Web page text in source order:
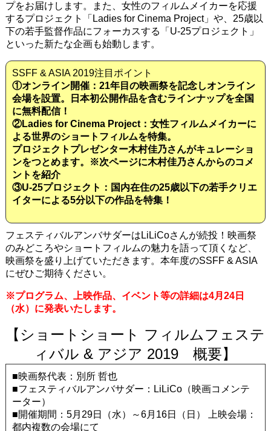
プをお届けします。また、女性のフィルムメイカーを応援
するプロジェクト「Ladies for Cinema Project」や、25歳以
下の若手監督作品にフォーカスする「U-25プロジェクト」
といった新たな企画も始動します。
SSFF & ASIA 2019注目ポイント
①オンライン開催：21年目の映画祭を記念しオンライン
会場を設置。日本初公開作品を含むラインナップを全国
に無料配信！
②Ladies for Cinema Project：女性フィルムメイカーに
よる世界のショートフィルムを特集。
プロジェクトプレゼンター木村佳乃さんがキュレーショ
ンをつとめます。※次ページに木村佳乃さんからのコメ
ントを紹介
③U-25プロジェクト：国内在住の25歳以下の若手クリエ
イターによる5分以下の作品を特集！
フェスティバルアンバサダーはLiLiCoさんが続投！映画祭
のみどころやショートフィルムの魅力を語って頂くなど、
映画祭を盛り上げていただきます。本年度のSSFF & ASIA
にぜひご期待ください。
※プログラム、上映作品、イベント等の詳細は4月24日
（水）に発表いたします。
【ショートショート フィルムフェステ
ィバル & アジア 2019 概要】
■映画祭代表：別所 哲也
■フェスティバルアンバサダー：LiLiCo（映画コメンテ
ーター）
■開催期間：5月29日（水）～6月16日（日） 上映会場：
都内複数の会場にて